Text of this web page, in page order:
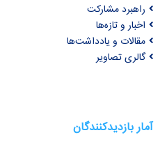
راهبرد مشارکت
اخبار و تازه‌ها
مقالات و یادداشت‌ها
گالری تصاویر
آمار بازدیدکنندگان